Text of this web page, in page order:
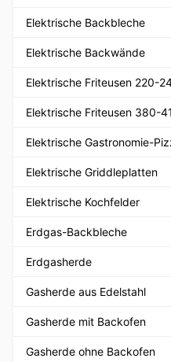
Elektrische Backbleche
Elektrische Backwände
Elektrische Friteusen 220-
Elektrische Friteusen 380-
Elektrische Gastronomie-
Elektrische Griddleplatten
Elektrische Kochfelder
Erdgas-Backbleche
Erdgasherde
Gasherde aus Edelstahl
Gasherde mit Backofen
Gasherde ohne Backofen